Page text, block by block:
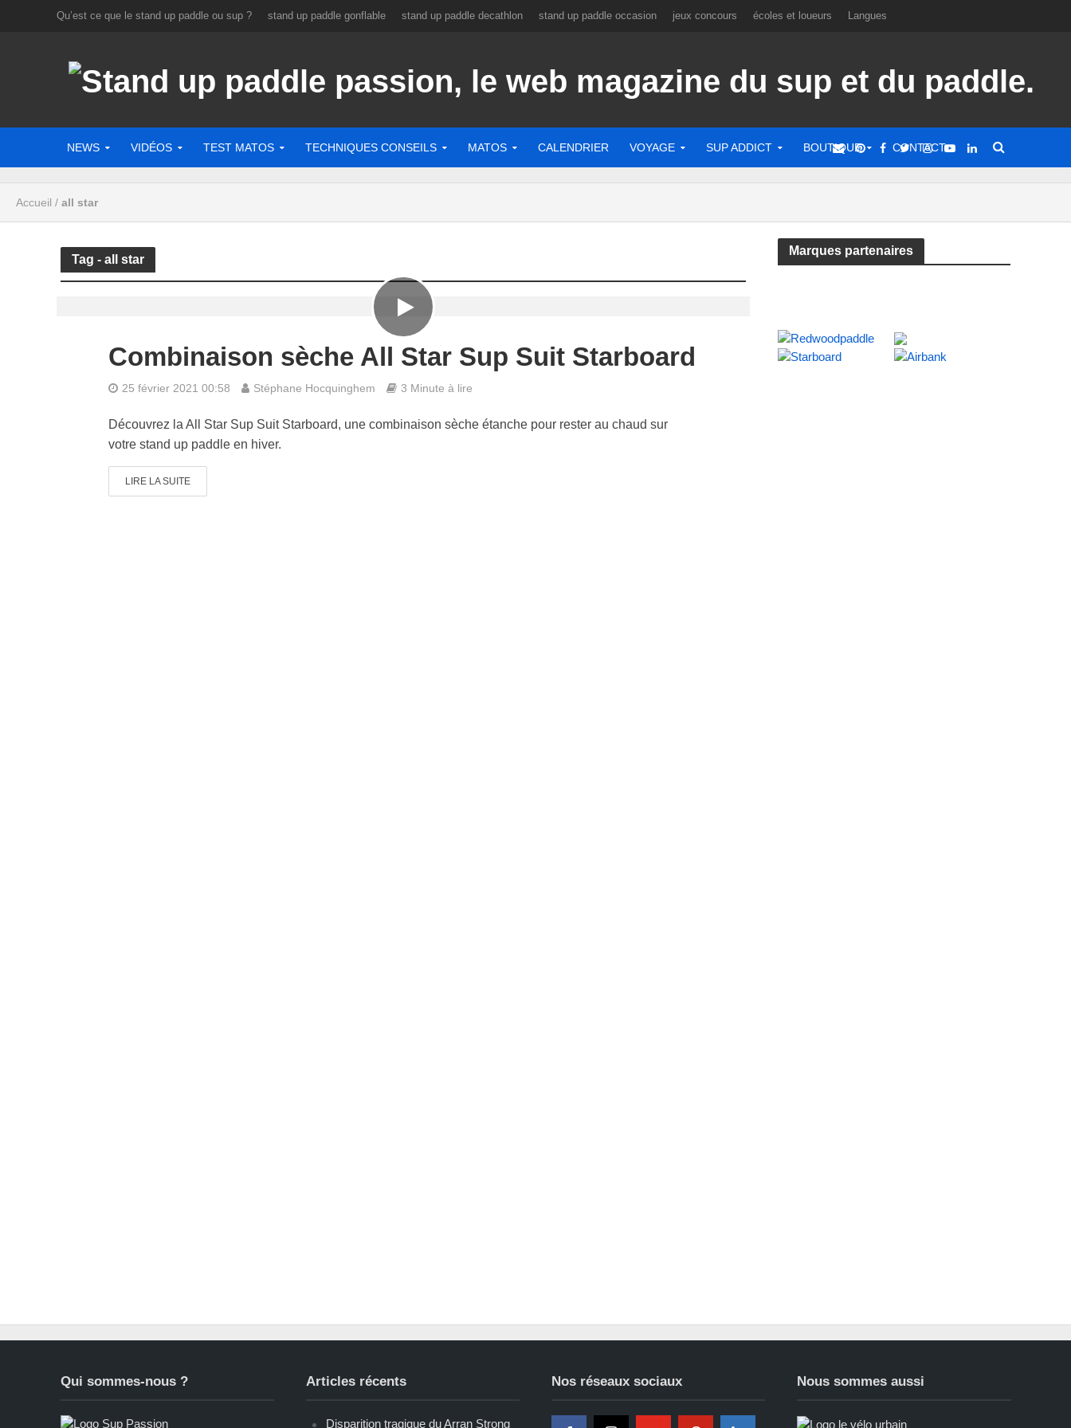
Qu’est ce que le stand up paddle ou sup ? stand up paddle gonflable stand up paddle decathlon stand up paddle occasion jeux concours écoles et loueurs Langues
NEWS VIDÉOS TEST MATOS TECHNIQUES CONSEILS MATOS CALENDRIER VOYAGE SUP ADDICT BOUTIQUE CONTACT
Accueil / all star
Tag - all star
Combinaison sèche All Star Sup Suit Starboard
25 février 2021 00:58 Stéphane Hocquinghem 3 Minute à lire
Découvrez la All Star Sup Suit Starboard, une combinaison sèche étanche pour rester au chaud sur
votre stand up paddle en hiver.
LIRE LA SUITE
Marques partenaires
Qui sommes-nous ? Articles récents
Disparition tragique du Arran Strong
Nos réseaux sociaux Nous sommes aussi